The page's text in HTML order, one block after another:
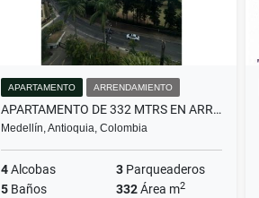
APARTAMENTO ARRENDAMIENTO
APARTAMENTO DE 332 MTRS EN ARRIENDO EN EL POBLADO, MEDELLÍN
Medellín, Antioquia, Colombia
4Alcobas 3 Parqueaderos
5 Baños 332Área m2